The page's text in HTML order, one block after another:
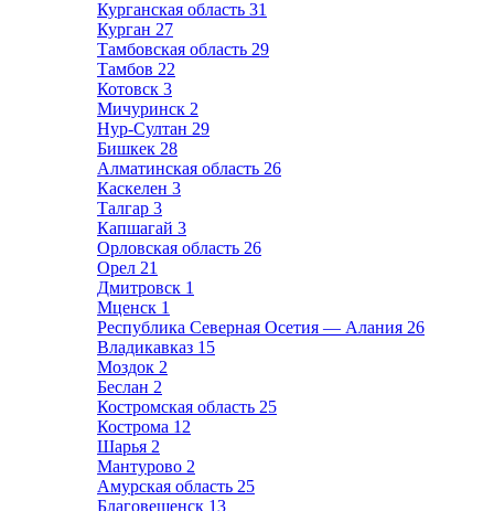
Курганская область 31
Курган 27
Тамбовская область 29
Тамбов 22
Котовск 3
Мичуринск 2
Нур-Султан 29
Бишкек 28
Алматинская область 26
Каскелен 3
Талгар 3
Капшагай 3
Орловская область 26
Орел 21
Дмитровск 1
Мценск 1
Республика Северная Осетия — Алания 26
Владикавказ 15
Моздок 2
Беслан 2
Костромская область 25
Кострома 12
Шарья 2
Мантурово 2
Амурская область 25
Благовещенск 13